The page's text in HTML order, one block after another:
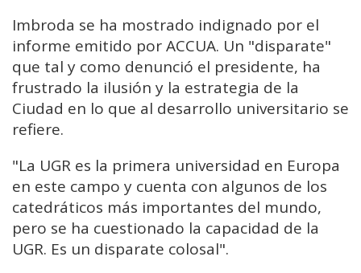
Imbroda se ha mostrado indignado por el
informe emitido por ACCUA. Un "disparate"
que tal y como denunció el presidente, ha
frustrado la ilusión y la estrategia de la
Ciudad en lo que al desarrollo universitario se
refiere.
"La UGR es la primera universidad en Europa
en este campo y cuenta con algunos de los
catedráticos más importantes del mundo,
pero se ha cuestionado la capacidad de la
UGR. Es un disparate colosal".